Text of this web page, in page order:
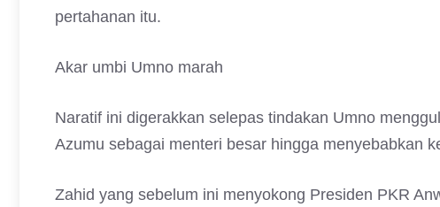
pertahanan itu.
Akar umbi Umno marah
Naratif ini digerakkan selepas tindakan Umno
Azumu sebagai menteri besar hingga menyebabkan
Zahid yang sebelum ini menyokong Presiden PKR